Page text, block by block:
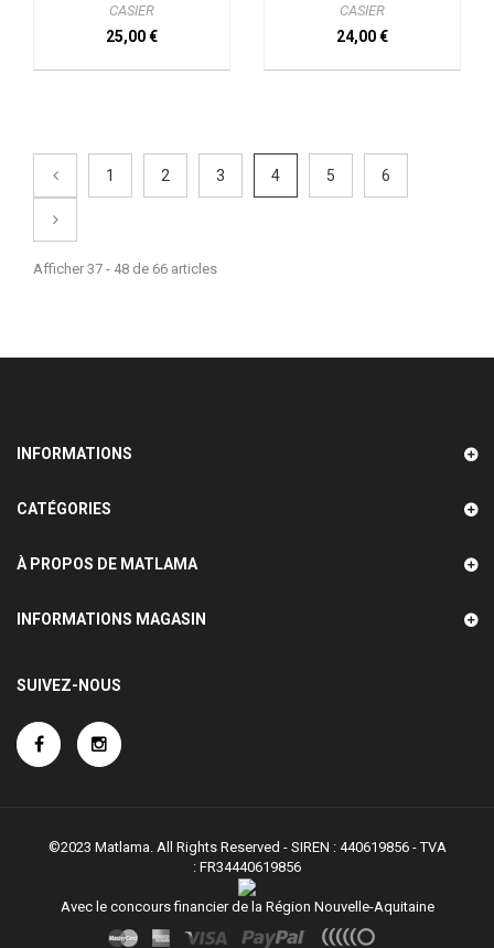
CASIER
25,00 €
CASIER
24,00 €
1 2 3 4 5 6
Afficher 37 - 48 de 66 articles
INFORMATIONS
CATÉGORIES
À PROPOS DE MATLAMA
INFORMATIONS MAGASIN
SUIVEZ-NOUS
©2023 Matlama. All Rights Reserved - SIREN : 440619856 - TVA
: FR34440619856
Avec le concours financier de la Région Nouvelle-Aquitaine